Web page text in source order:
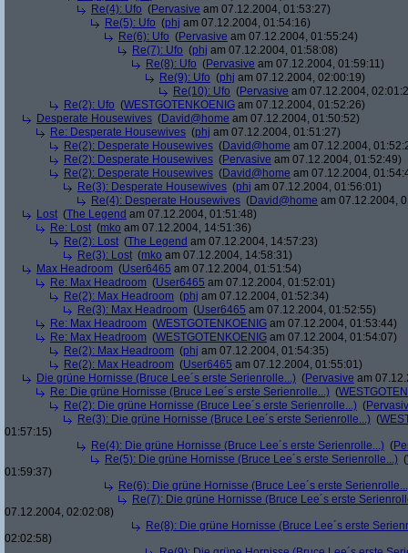
Re(4): Ufo (Pervasive am 07.12.2004, 01:53:27)
Re(5): Ufo (phj am 07.12.2004, 01:54:16)
Re(6): Ufo (Pervasive am 07.12.2004, 01:55:24)
Re(7): Ufo (phj am 07.12.2004, 01:58:08)
Re(8): Ufo (Pervasive am 07.12.2004, 01:59:11)
Re(9): Ufo (phj am 07.12.2004, 02:00:19)
Re(10): Ufo (Pervasive am 07.12.2004,
Re(2): Ufo (WESTGOTENKOENIG am 07.12.2004, 01:52:26)
Desperate Housewives (David@home am 07.12.2004, 01:50:52)
Re: Desperate Housewives (phj am 07.12.2004, 01:51:27)
Re(2): Desperate Housewives (David@home am 07.12.2004,
Re(2): Desperate Housewives (Pervasive am 07.12.2004, 01:52:49)
Re(2): Desperate Housewives (David@home am 07.12.2004,
Re(3): Desperate Housewives (phj am 07.12.2004, 01:56:01)
Re(4): Desperate Housewives (David@home am 07.12.2004,
Lost (The Legend am 07.12.2004, 01:51:48)
Re: Lost (mko am 07.12.2004, 14:51:36)
Re(2): Lost (The Legend am 07.12.2004, 14:57:23)
Re(3): Lost (mko am 07.12.2004, 14:58:31)
Max Headroom (User6465 am 07.12.2004, 01:51:54)
Re: Max Headroom (User6465 am 07.12.2004, 01:52:01)
Re(2): Max Headroom (phj am 07.12.2004, 01:52:34)
Re(3): Max Headroom (User6465 am 07.12.2004, 01:52:55)
Re: Max Headroom (WESTGOTENKOENIG am 07.12.2004, 01:53:44)
Re: Max Headroom (WESTGOTENKOENIG am 07.12.2004, 01:54:07)
Re(2): Max Headroom (phj am 07.12.2004, 01:54:35)
Re(2): Max Headroom (User6465 am 07.12.2004, 01:55:01)
Die grüne Hornisse (Bruce Lee´s erste Serienrolle...) (Pervasive am
Re: Die grüne Hornisse (Bruce Lee´s erste Serienrolle...) (
Re(2): Die grüne Hornisse (Bruce Lee´s erste Serienrolle...) (
Re(3): Die grüne Hornisse (Bruce Lee´s erste Serienrolle...) (
01:57:15)
Re(4): Die grüne Hornisse (Bruce Lee´s erste Serienrolle...) (
Re(5): Die grüne Hornisse (Bruce Lee´s erste Serienrolle...) (
01:59:37)
Re(6): Die grüne Hornisse (Bruce Lee´s erste
Re(7): Die grüne Hornisse (Bruce Lee´s erste
07.12.2004, 02:02:08)
Re(8): Die grüne Hornisse (Bruce Lee´s erste
02:02:58)